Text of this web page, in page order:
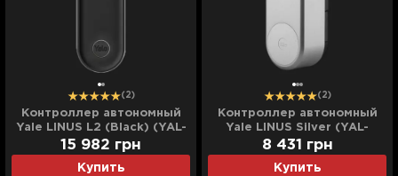
(2)
Контроллер автономный
Yale LINUS L2 (Black) (YAL-
05/103210/MB)
Купить
15 982 грн
(2)
Контроллер автономный
Yale LINUS Silver (YAL-
05/101200/SI)
Купить
8 431 грн